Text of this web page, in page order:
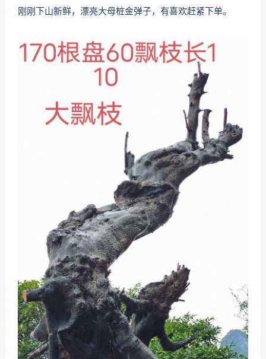
刚刚下山新鲜，漂亮大母桩金弹子，有喜欢赶紧下单。